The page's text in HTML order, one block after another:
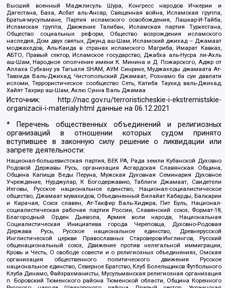
Высший военный Маджлисуль Шура, Конгресс народов Ичкерии и
Дагестана, База, Асбат аль-Ансар, Священная война, Исламская группа,
Братья-мусульмане, Партия исламского освобождения, Лашкар-И-Тайба,
Исламская группа, Движение Талибан, Исламская партия Туркестана,
Общество социальных реформ, Общество возрождения исламского
наследия, Дом двух святых, Джунд аш-Шам, Исламский джихад – Джамаат
моджахедов, Аль-Каида в странах исламского Магриба, Имарат Кавказ,
АБТО, Правый сектор, Исламское государство, Джабха аль-Нусра ли-Ахль
аш-Шам, Народное ополчение имени К. Минина и Д. Пожарского, Аджр от
Аллаха Субхану уа Тагьаля SHAM, АУМ Синрике, Муджахеды джамаата Ат-
Тавхида Валь-Джихад, Чистопольский Джамаат, Рохнамо ба суи давлати
исломи, Террористическое сообщество Сеть, Катиба Таухид валь-Джихад,
Хайят Тахрир аш-Шам, Ахлю Сунна Валь Джамаа
Источник:
http://nac.gov.ru/terroristicheskie-i-ekstremistskie-
organizacii-i-materialy.html данные на06.12.2021
* Перечень общественных объединений и религиозных
организаций в отношении которых судом принято
вступившее в законную силу решение о ликвидации или
запрете деятельности:
Национал-большевистская партия, ВЕК РА, Рада земли Кубанской Духовно
Родовой Державы Русь, организация Асгардская Славянская Община,
Община Капища Веды Перуна, Мужская Духовная Семинария Духовное
Учреждение, Нурджулар, К Богодержавию, Таблиги Джамаат, Свидетели
Иеговы, Русское национальное единство, Национал-социалистическое
общество, Джамаат мувахидов, Объединенный Вилайат Кабарды, Балкарии
и Карачая, Союз славян, Ат-Такфир Валь-Хиджра, Пит Буль, Национал-
социалистическая рабочая партия России, Славянский союз, Формат-18,
Благородный Орден Дьявола, Армия воли народа, Национальная
Социалистическая Инициатива города Череповца, Духовно-Родовая
Держава Русь, Русское национальное единство, Древнерусской
Инглистической церкви Православных Староверов-Инглингов, Русский
общенациональный союз, Движение против нелегальной иммиграции,
Кровь и Честь, О свободе совести и о религиозных объединениях, Омская
организация общественного политического движения Русское
национальное единство, Северное Братство, Клуб Болельщиков Футбольного
Клуба Динамо, Файзрахманисты, Мусульманская религиозная организация
п. Боровский Тюменского района Тюменской области, Община Коренного